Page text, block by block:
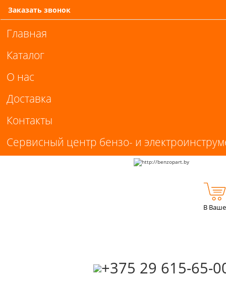
Заказать звонок
Главная
Каталог
О нас
Доставка
Контакты
Сервисный центр бензо- и
‎+375 29 615-65-
В